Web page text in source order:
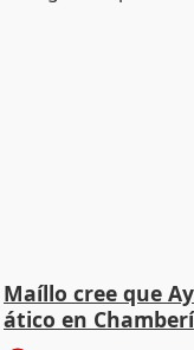
Maíllo cree que
ático en Chamberí